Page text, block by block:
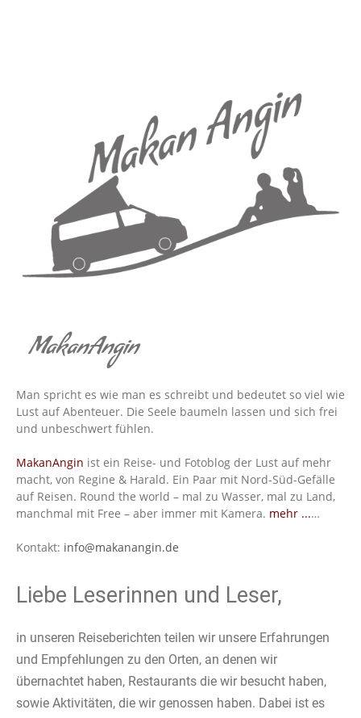
MakanAngin
Man spricht es wie man es schreibt und bedeutet so viel wie
Lust auf Abenteuer. Die Seele baumeln lassen und sich frei
und unbeschwert fühlen.
MakanAngin ist ein Reise- und Fotoblog der Lust auf mehr
macht, von Regine & Harald. Ein Paar mit Nord-Süd-Gefälle
auf Reisen. Round the world – mal zu Wasser, mal zu Land,
manchmal mit Free – aber immer mit Kamera. mehr ...…
Kontakt: info@makanangin.de
Liebe Leserinnen und Leser,
in unseren Reiseberichten teilen wir unsere Erfahrungen
und Empfehlungen zu den Orten, an denen wir
übernachtet haben, Restaurants die wir besucht haben,
sowie Aktivitäten, die wir genossen haben. Dabei ist es